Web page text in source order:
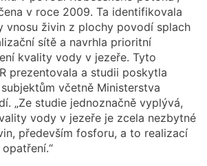
v roce 2009. Ta identifikovala
vnosu živin z plochy povodí splach
sítě a navrhla prioritní
kvality vody v jezeře. Tyto
prezentovala a studii poskytla
včetně Ministerstva
„Ze studie jednoznačně vyplývá,
vody v jezeře je zcela nezbytné
především fosforu, a to realizací